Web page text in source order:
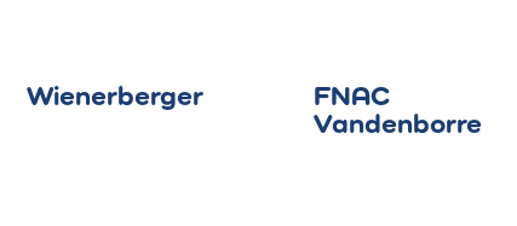
Wienerberger
FNAC
Vandenborre